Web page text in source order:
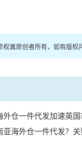
属原创者所有，如有版权
仓一件代发加速英国
海外仓一件代发？